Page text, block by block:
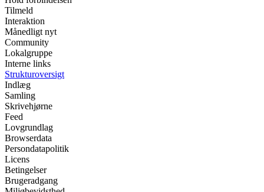
Tilmeld
Interaktion
Månedligt nyt
Community
Lokalgruppe
Interne links
Strukturoversigt
Indlæg
Samling
Skrivehjørne
Feed
Lovgrundlag
Browserdata
Persondatapolitik
Licens
Betingelser
Brugeradgang